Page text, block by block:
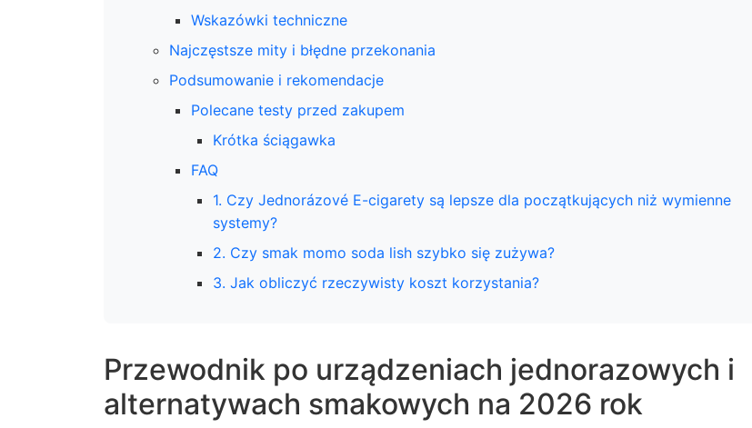
Wskazówki techniczne
Najczęstsze mity i błędne przekonania
Podsumowanie i rekomendacje
Polecane testy przed zakupem
Krótka ściągawka
FAQ
1. Czy Jednorázové E-cigarety są lepsze dla początkujących niż wymienne
systemy?
2. Czy smak momo soda lish szybko się zużywa?
3. Jak obliczyć rzeczywisty koszt korzystania?
Przewodnik po urządzeniach jednorazowych i
alternatywach smakowych na 2026 rok